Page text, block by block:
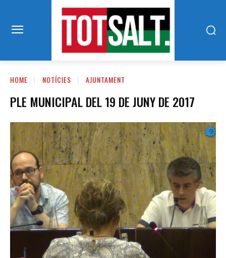
HOME NOTÍCIES AJUNTAMENT
PLE MUNICIPAL DEL 19 DE JUNY DE 2017